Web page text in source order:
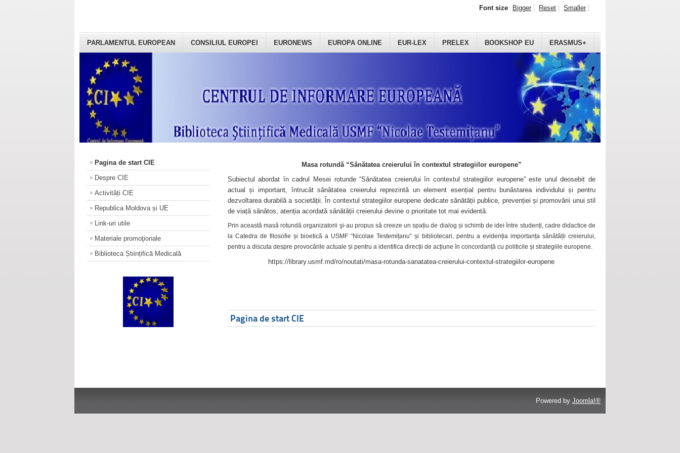
PARLAMENTUL EUROPEAN CONSILIUL EUROPEI EURONEWS EUROPA ONLINE EUR-LEX PRELEX BOOKSHOP EU ERASMUS+
Font size Bigger Reset Smaller
Pagina de start CIE
Despre CIE
Activități CIE
Republica Moldova și UE
Link-uri utile
Materiale promoţionale
Biblioteca Științifică Medicală
Masa rotundă “Sănătatea creierului în contextul strategiilor europene”
Subiectul abordat în cadrul Mesei rotunde “Sănătatea creierului în contextul strategiilor europene” este unul deosebit de
actual și important, întrucât sănătatea creierului reprezintă un element esențial pentru bunăstarea individului și pentru
dezvoltarea durabilă a societății. În contextul strategiilor europene dedicate sănătății publice, prevenției și promovării unui stil
de viață sănătos, atenția acordată sănătății creierului devine o prioritate tot mai evidentă.
Prin această masă rotundă organizatorii şi-au propus să creeze un spațiu de dialog și schimb de idei între studenți, cadre didactice de
la Catedra de filosofie și bioetică a USMF “Nicolae Testemițanu” și bibliotecari, pentru a evidenția importanța sănătății creierului,
pentru a discuta despre provocările actuale și pentru a identifica direcții de acțiune în concordanță cu politicile și strategiile europene.
https://library.usmf.md/ro/noutati/masa-rotunda-sanatatea-creierului-contextul-strategiilor-europene
Pagina de start CIE
Powered by Joomla!®